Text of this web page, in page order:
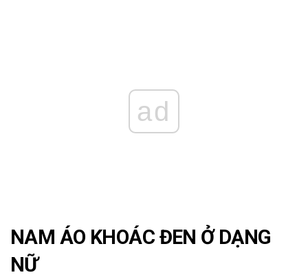
ad
NAM ÁO KHOÁC ĐEN Ở DẠNG
NỮ